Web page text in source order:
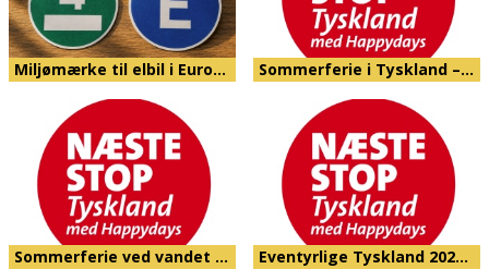
Miljømærke til elbil i Euro… Sommerferie i Tyskland –…
Sommerferie ved vandet … Eventyrlige Tyskland 202…